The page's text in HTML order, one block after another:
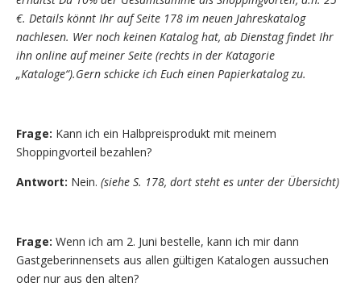
€. Details könnt Ihr auf Seite 178 im neuen Jahreskatalog
nachlesen. Wer noch keinen Katalog hat, ab Dienstag findet Ihr
ihn online auf meiner Seite (rechts in der Katagorie
„Kataloge“).Gern schicke ich Euch einen Papierkatalog zu.
Frage: Kann ich ein Halbpreisprodukt mit meinem
Shoppingvorteil bezahlen?
Antwort: Nein. (siehe S. 178, dort steht es unter der Übersicht)
Frage: Wenn ich am 2. Juni bestelle, kann ich mir dann
Gastgeberinnensets aus allen gültigen Katalogen aussuchen
oder nur aus den alten?